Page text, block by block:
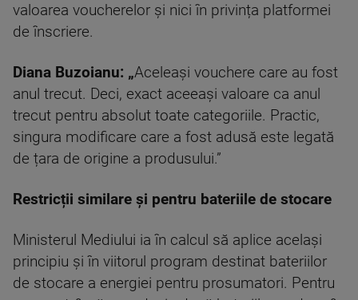
valoarea voucherelor și nici în privința platformei
de înscriere.
Diana Buzoianu: „Aceleași vouchere care au fost
anul trecut. Deci, exact aceeași valoare ca anul
trecut pentru absolut toate categoriile. Practic,
singura modificare care a fost adusă este legată
de țara de origine a produsului.”
Restricții similare și pentru bateriile de stocare
Ministerul Mediului ia în calcul să aplice același
principiu și în viitorul program destinat bateriilor
de stocare a energiei pentru prosumatori. Pentru